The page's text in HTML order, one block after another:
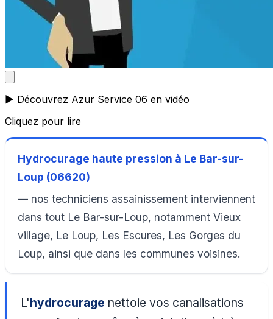
▶️ Découvrez Azur Service 06 en vidéo
Cliquez pour lire
Hydrocurage haute pression à Le Bar-sur-
Loup (06620)
— nos techniciens assainissement interviennent
dans tout Le Bar-sur-Loup, notamment Vieux
village, Le Loup, Les Escures, Les Gorges du
Loup, ainsi que dans les communes voisines.
L'hydrocurage nettoie vos canalisations